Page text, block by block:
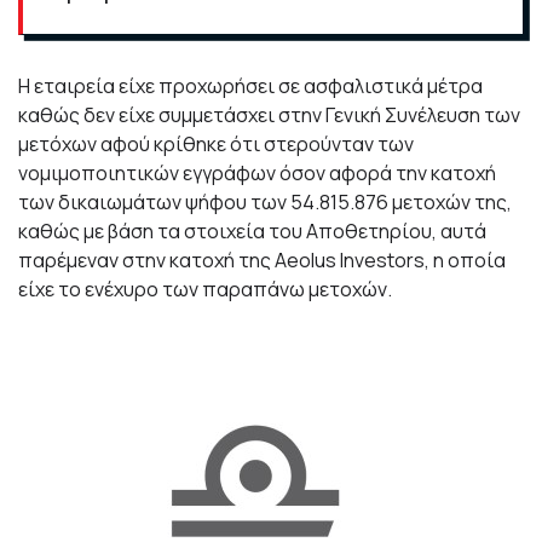
Η εταιρεία είχε προχωρήσει σε ασφαλιστικά μέτρα
καθώς δεν είχε συμμετάσχει στην Γενική Συνέλευση των
μετόχων αφού κρίθηκε ότι στερούνταν των
νομιμοποιητικών εγγράφων όσον αφορά την κατοχή
των δικαιωμάτων ψήφου των 54.815.876 μετοχών της,
καθώς με βάση τα στοιχεία του Αποθετηρίου, αυτά
παρέμεναν στην κατοχή της Aeolus Investors, η οποία
είχε το ενέχυρο των παραπάνω μετοχών.